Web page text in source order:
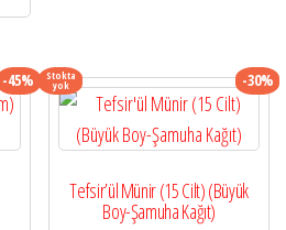
-45% Stokta
yok -30%
Tefsir’ül Münir (15 Cilt) (Büyük
Boy-Şamuha Kağıt)